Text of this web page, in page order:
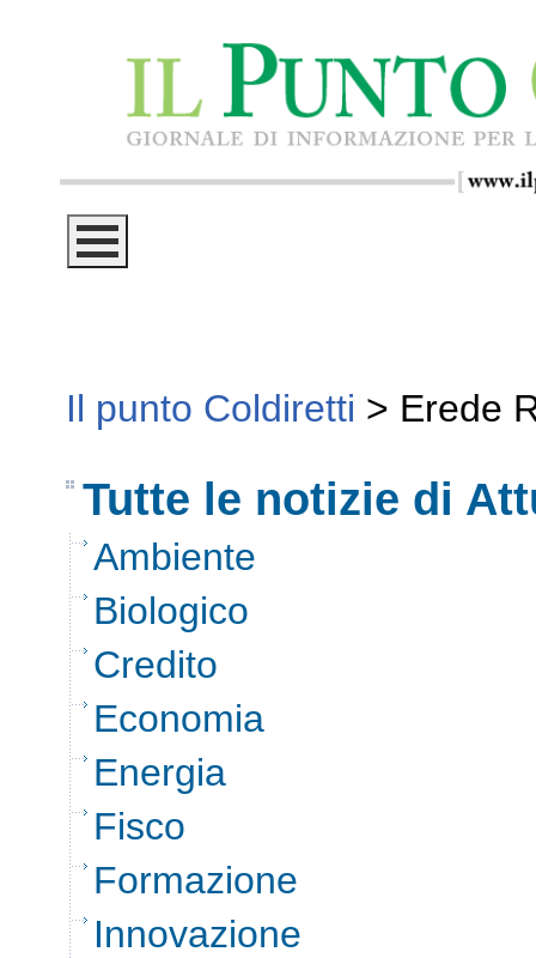
Il punto Coldiretti > Erede
Tutte le notizie di
Ambiente
Biologico
Credito
Economia
Energia
Fisco
Formazione
Innovazione